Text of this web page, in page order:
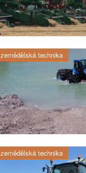
zemědělská technika
zemědělská technika